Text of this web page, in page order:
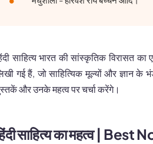
साहित्य भारत की सांस्कृतिक विरासत
गई हैं, जो साहित्यिक मूल्यों और ज्ञान के
और उनके महत्व पर चर्चा करेंगे।
साहित्य का महत्व | Best